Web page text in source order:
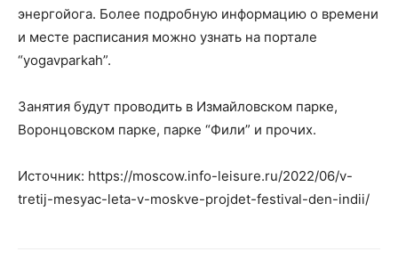
энергойога. Более подробную информацию о времени
и месте расписания можно узнать на портале
“yogavparkah”.
Занятия будут проводить в Измайловском парке,
Воронцовском парке, парке “Фили” и прочих.
Источник: https://moscow.info-leisure.ru/2022/06/v-
tretij-mesyac-leta-v-moskve-projdet-festival-den-indii/